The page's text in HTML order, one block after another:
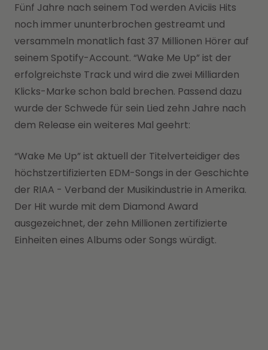
Fünf Jahre nach seinem Tod werden Aviciis Hits
noch immer ununterbrochen gestreamt und
versammeln monatlich fast 37 Millionen Hörer auf
seinem Spotify-Account. “Wake Me Up” ist der
erfolgreichste Track und wird die zwei Milliarden
Klicks-Marke schon bald brechen. Passend dazu
wurde der Schwede für sein Lied zehn Jahre nach
dem Release ein weiteres Mal geehrt:
“Wake Me Up” ist aktuell der Titelverteidiger des
höchstzertifizierten EDM-Songs in der Geschichte
der RIAA - Verband der Musikindustrie in Amerika.
Der Hit wurde mit dem Diamond Award
ausgezeichnet, der zehn Millionen zertifizierte
Einheiten eines Albums oder Songs würdigt.